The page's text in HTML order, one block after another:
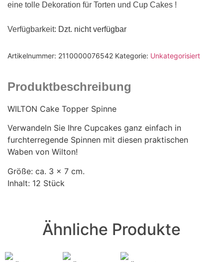
eine tolle Dekoration für Torten und Cup Cakes !
Verfügbarkeit: Dzt. nicht verfügbar
Artikelnummer: 2110000076542 Kategorie: Unkategorisiert
Produktbeschreibung
WILTON Cake Topper Spinne
Verwandeln Sie Ihre Cupcakes ganz einfach in
furchterregende Spinnen mit diesen praktischen
Waben von Wilton!
Größe: ca. 3 x 7 cm.
Inhalt: 12 Stück
Ähnliche Produkte